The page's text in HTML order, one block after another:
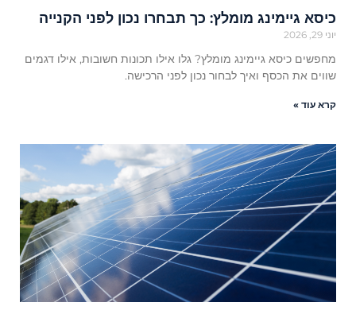
כיסא גיימינג מומלץ: כך תבחרו נכון לפני הקנייה
יוני 29, 2026
מחפשים כיסא גיימינג מומלץ? גלו אילו תכונות חשובות, אילו דגמים
שווים את הכסף ואיך לבחור נכון לפני הרכישה.
קרא עוד »